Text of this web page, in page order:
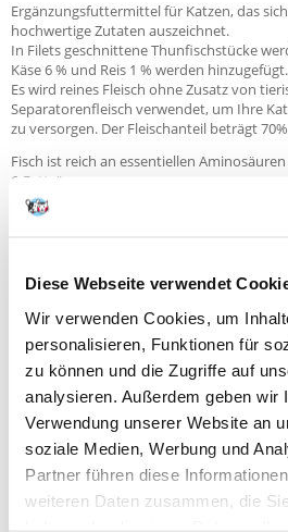
Diese Webseite verwendet
Wir verwenden Cookies, um
personalisieren, Funktionen für
zu können und die Zugriffe auf
analysieren. Außerdem geben wir
Verwendung unserer Website an
soziale Medien, Werbung und
Partner führen diese
weiteren Daten zusammen, die
Ergänzungsfuttermittel für Katzen, das
hochwertige Zutaten auszeichnet.
In Filets geschnittene Thunfischstücke
Käse 6 % und Reis 1 % werden hinzugefügt.
Es wird reines Fleisch ohne Zusatz von
Separatorenfleisch verwendet, um Ihre
zu versorgen. Der Fleischanteil beträgt
Fisch ist reich an essentiellen
6-Fettsäuren.
Die Rezeptur verzichtet auf den Zusatz
meisten Haustiere überzeugen.
Das Gewicht der Dose ist praktisch, denn
kleinere Katzen oder eine für große Katzen.
Interessanterweise steht der Fisch, der für
Futter verwendet wird, auf keiner Liste
delphinsicheren Netzen gefangen.
Zusammensetzung: